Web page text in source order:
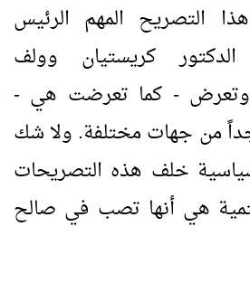
التصريح المهم الرئيس
الدكتور كريستيان وولف
وتعرض - كما تعرضت هي -
من جهات مختلفة. ولا شك
خلف هذه التصريحات
هي أنها تصب في صالح